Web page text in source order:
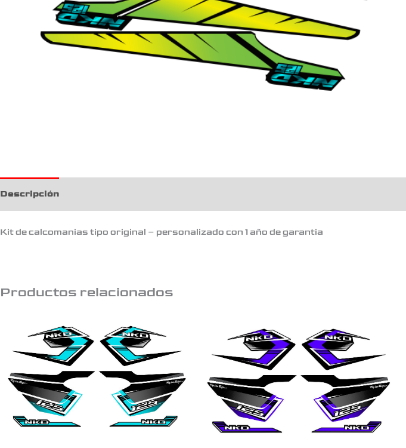
Descripción
Kit de calcomanias tipo original – personalizado con 1 año de garantia
Productos relacionados